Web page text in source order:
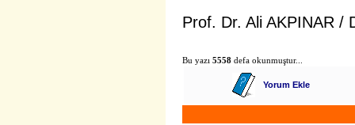
Prof. Dr. Ali AKPINAR /
Bu yazı 5558 defa okunmuştur...
Yorum Ekle